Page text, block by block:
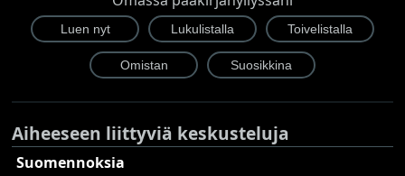
Aiheeseen liittyviä keskusteluja
Suomennoksia